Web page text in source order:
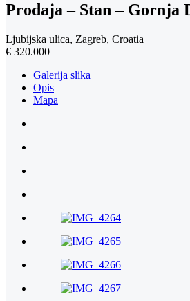
Prodaja – Stan – Gornja
Ljubijska ulica, Zagreb, Croatia
€ 320.000
Galerija slika
Opis
Mapa